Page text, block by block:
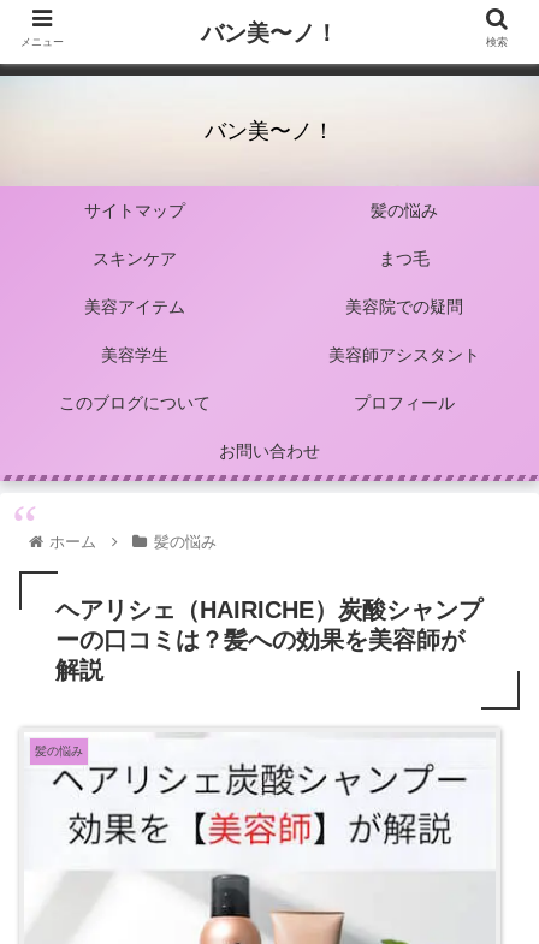
バン美〜ノ！
サイトマップ 髪の悩み
スキンケア まつ毛
美容アイテム 美容院での疑問
美容学生 美容師アシスタント
このブログについて プロフィール
お問い合わせ
ホーム 髪の悩み
ヘアリシェ（HAIRICHE）炭酸シャンプ
ーの口コミは？髪への効果を美容師が
解説
髪の悩み
メニュー バン美〜ノ！ 検索